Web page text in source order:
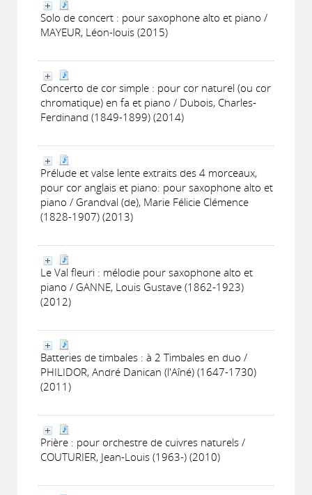
Solo de concert : pour saxophone alto et piano /
MAYEUR, Léon-louis (2015)
Concerto de cor simple : pour cor naturel (ou cor
chromatique) en fa et piano / Dubois, Charles-
Ferdinand (1849-1899) (2014)
Prélude et valse lente extraits des 4 morceaux,
pour cor anglais et piano: pour saxophone alto et
piano / Grandval (de), Marie Félicie Clémence
(1828-1907) (2013)
Le Val fleuri : mélodie pour saxophone alto et
piano / GANNE, Louis Gustave (1862-1923)
(2012)
Batteries de timbales : à 2 Timbales en duo /
PHILIDOR, André Danican (l'Aîné) (1647-1730)
(2011)
Prière : pour orchestre de cuivres naturels /
COUTURIER, Jean-Louis (1963-) (2010)